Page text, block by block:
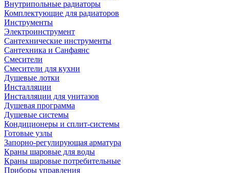
Внутрипольные радиаторы
Комплектующие для радиаторов
Инструменты
Электроинструмент
Сантехнические инструменты
Сантехника и Санфаянс
Смесители
Смесители для кухни
Душевые лотки
Инсталляции
Инсталляции для унитазов
Душевая программа
Душевые системы
Кондиционеры и сплит-системы
Готовые узлы
Запорно-регулирующая арматура
Краны шаровые для воды
Краны шаровые потребительные
Приборы управления